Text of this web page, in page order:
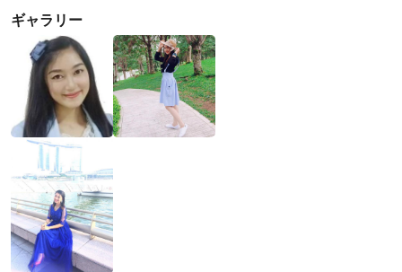
ギャラリー